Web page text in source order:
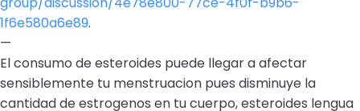
1f6e580a6e89.
—
El consumo de esteroides puede llegar a afectar
sensiblemente tu menstruacion pues disminuye la
cantidad de estrogenos en tu cuerpo, esteroides lengua